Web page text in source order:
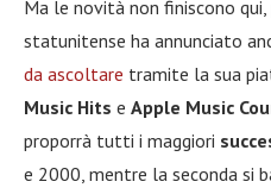
Ma le novità non finiscono
statunitense ha annunciato
da ascoltare tramite la sua
Music Hits e Apple Music
proporrà tutti i maggiori
e 2000, mentre la seconda si